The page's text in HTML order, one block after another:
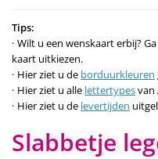
Tips:
Wilt u een wenskaart erbij?
kaart uitkiezen.
Hier ziet u de borduurkleuren
Hier ziet u alle lettertypesvan
Hier ziet u de levertijden
Slabbetje